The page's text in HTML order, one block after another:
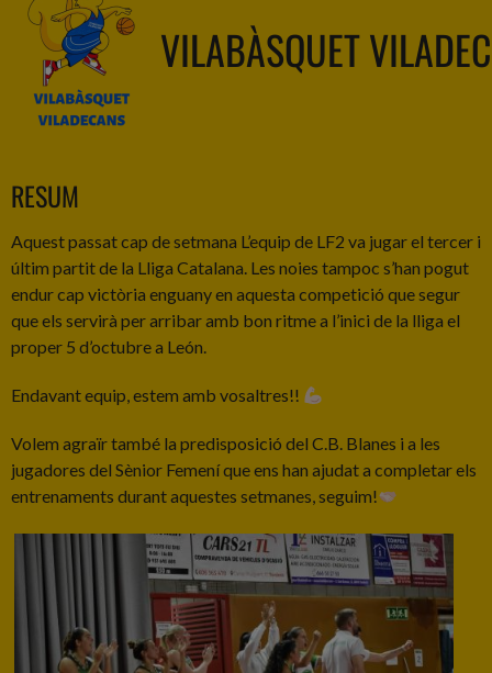
VILABÀSQUET
RESUM
Aquest passat cap de setmana L’equip de LF2 va jugar el tercer i
últim partit de la Lliga Catalana. Les noies tampoc s’han pogut
endur cap victòria enguany en aquesta competició que segur
que els servirà per arribar amb bon ritme a l’inici de la lliga el
proper 5 d’octubre a León.
Endavant equip, estem amb vosaltres!!
Volem agraïr també la predisposició del C.B. Blanes i a les
jugadores del Sènior Femení que ens han ajudat a completar els
entrenaments durant aquestes setmanes, seguim!